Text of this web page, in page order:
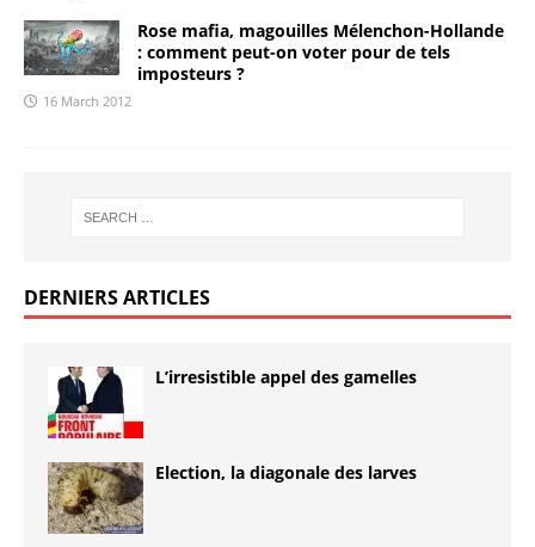
Rose mafia, magouilles Mélenchon-Hollande
: comment peut-on voter pour de tels
imposteurs ?
16 March 2012
DERNIERS ARTICLES
L’irresistible appel des gamelles
Election, la diagonale des larves